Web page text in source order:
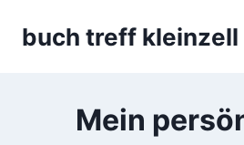
buch treff kleinzell
Mein